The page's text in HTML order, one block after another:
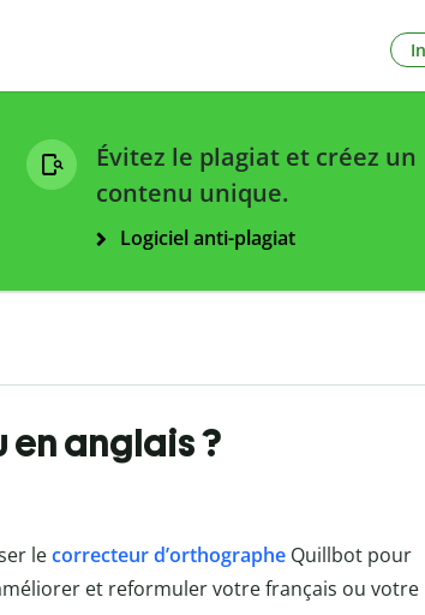
Évitez le plagiat et créez un
contenu unique.
Logiciel anti-plagiat
anglais ?
lecorrecteur d’orthographeQuillbot pour
et reformuler votre français ou votre